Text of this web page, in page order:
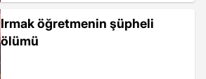
Irmak öğretmenin şüpheli
ölümü